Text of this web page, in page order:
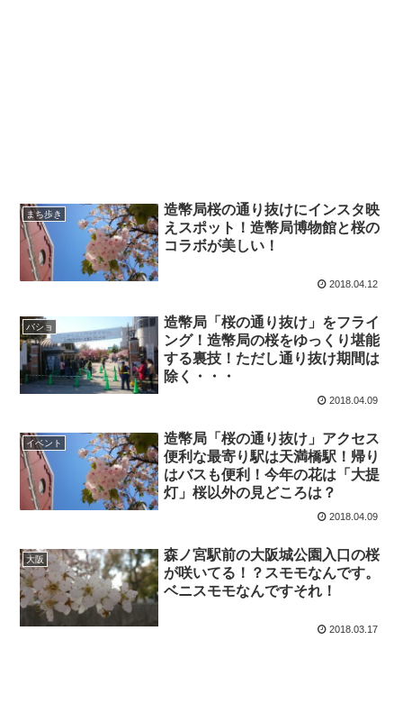
まち歩き
造幣局桜の通り抜けにインスタ映
えスポット！造幣局博物館と桜の
コラボが美しい！
2018.04.12
バショ
造幣局「桜の通り抜け」をフライ
ング！造幣局の桜をゆっくり堪能
する裏技！ただし通り抜け期間は
除く・・・
2018.04.09
イベント
造幣局「桜の通り抜け」アクセス
便利な最寄り駅は天満橋駅！帰り
はバスも便利！今年の花は「大提
灯」桜以外の見どころは？
2018.04.09
大阪
森ノ宮駅前の大阪城公園入口の桜
が咲いてる！？スモモなんです。
ベニスモモなんですそれ！
2018.03.17